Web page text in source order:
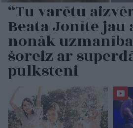
“Tu varētu
Beata Jonīte jau
nonāk
šoreiz ar
pulksteni